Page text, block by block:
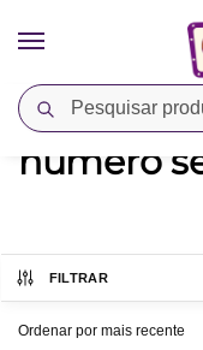
Início Produtos marcados
numero
FILTRAR